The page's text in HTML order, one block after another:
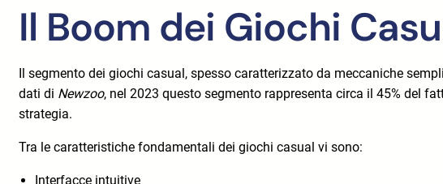
Il Boom dei Giochi
Il segmento dei giochi casual, spesso caratterizzato da meccaniche
dati di Newzoo, nel 2023 questo segmento rappresenta circa il 45% del
strategia.
Tra le caratteristiche fondamentali dei giochi casual vi sono:
Interfacce intuitive